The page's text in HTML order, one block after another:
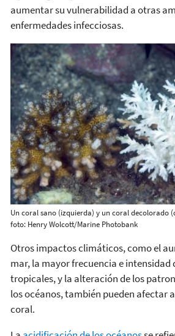
aumentar su vulnerabilidad a otras
enfermedades infecciosas.
Un coral sano (izquierda) y un coral decolorado
foto: Henry Wolcott/Marine Photobank
Otros impactos climáticos, como el
mar, la mayor frecuencia e intensidad
tropicales, y la alteración de los
los océanos, también pueden afectar
coral.